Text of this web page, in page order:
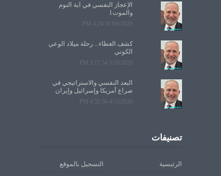
الإعجاز النفسي في آية النوم
والموت1
6/6/2026 4:24:58 PM
كشف الغطاء... رحلة ميلاد الوعي
الكوني
5/10/2026 3:17:54 PM
البعد النفسي والاستراتيجي في
صراع أمريكا وإسرائيل وإيران
4/15/2026 4:32:56 PM
تصنيفات
الرئيسية التسجيل بالموقع